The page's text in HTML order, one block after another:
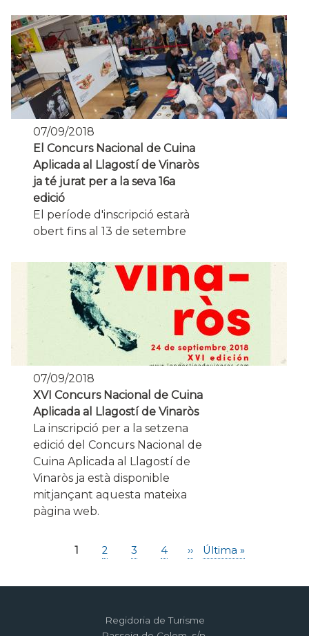
07/09/2018
El Concurs Nacional de Cuina
Aplicada al Llagostí de Vinaròs
ja té jurat per a la seva 16a
edició
El període d'inscripció estarà
obert fins al 13 de setembre
07/09/2018
XVI Concurs Nacional de Cuina
Aplicada al Llagostí de Vinaròs
La inscripció per a la setzena
edició del Concurs Nacional de
Cuina Aplicada al Llagostí de
Vinaròs ja està disponible
mitjançant aquesta mateixa
pàgina web.
Pàgina
1 Page
2 Page
3 Page
4
Pàgina
››
Última
Última »
Regidoria de Turisme